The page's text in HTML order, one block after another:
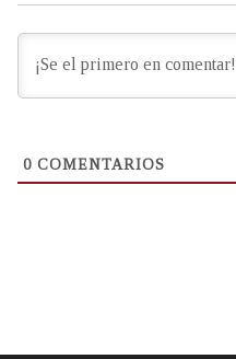
0 COMENTARIOS